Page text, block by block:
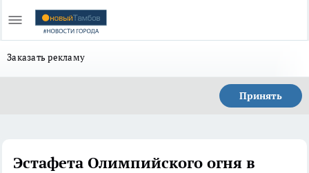
Заказать рекламу
Принять
Эстафета Олимпийского огня в